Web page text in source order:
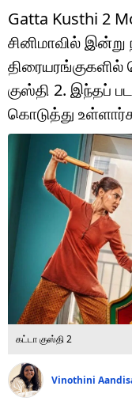
லைஃப்ஸ்டைல்
வணிகம்
டெக்னாலஜி
ஆன்மீகம்
வைரல்
ஹெஃல்த்
ஷார்ட் வீடியோஸ்
வலை கதைகள்
போட்டோ கேலரி
Gatta Kusthi 2
சினிமாவில் இன்று
குஸ்தி 2. இந்தப்
கொடுத்து
கட்டா குஸ்தி 2
Vinothini